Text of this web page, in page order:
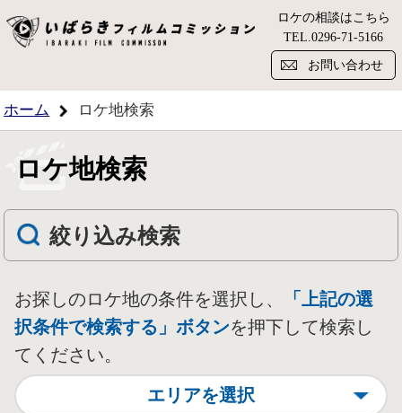
い
ロケの相談はこちら
TEL.0296-71-5166
お問い合わせ
ホーム ロケ地検索
ロケ地検索
絞り込み検索
お探しのロケ地の条件を選択し、
「上記の選
択条件で検索する」ボタンを押下して検索し
てください。
エリアを選択